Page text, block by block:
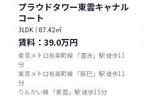
プラウドタワー東雲キャナル
コート
3LDK｜87.42㎡
賃料： 39.0万円
東京メトロ有楽町線 「豊洲」駅 徒歩11
分
東京メトロ有楽町線 「辰巳」駅 徒歩11
分
りんかい線 「東雲」駅 徒歩15分